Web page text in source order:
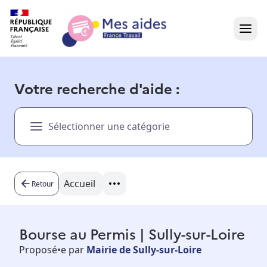
Présentation vidéo
Besoin d'aide ?
Votre recherche d'aide :
Sélectionner une catégorie
Retour Accueil
Bourse au Permis | Sully-sur-Loire
Proposé•e par Mairie de Sully-sur-Loire